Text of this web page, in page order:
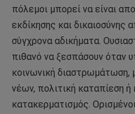
πόλεμοι μπορεί να είναι
εκδίκησης και δικαιοσύνης
σύγχρονα αδικήματα.
πιθανό να ξεσπάσουν όταν
κοινωνική διαστρωμάτωση,
νέων, πολιτική καταπίεση ή
κατακερματισμός.